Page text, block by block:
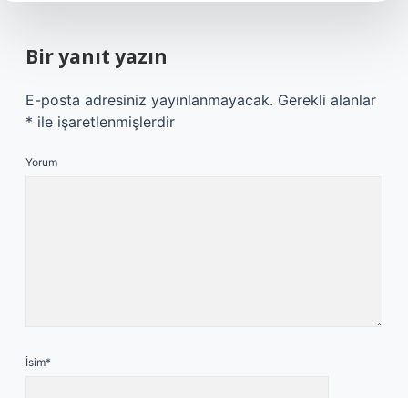
Bir yanıt yazın
E-posta adresiniz yayınlanmayacak. Gerekli alanlar
* ile işaretlenmişlerdir
Yorum
İsim*